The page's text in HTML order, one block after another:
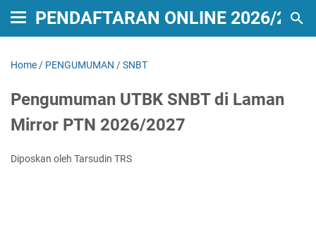
PENDAFTARAN ONLINE 2026/2027
Home / PENGUMUMAN /SNBT
Pengumuman UTBK SNBT di Laman
Mirror PTN 2026/2027
Diposkan oleh Tarsudin TRS